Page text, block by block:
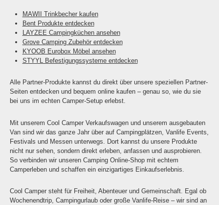
MAWII Trinkbecher kaufen
Bent Produkte entdecken
LAYZEE Campingküchen ansehen
Grove Camping Zubehör entdecken
KYOOB Eurobox Möbel ansehen
STYYL Befestigungssysteme entdecken
Alle Partner-Produkte kannst du direkt über unsere speziellen Partner-
Seiten entdecken und bequem online kaufen – genau so, wie du sie
bei uns im echten Camper-Setup erlebst.
Mit unserem Cool Camper Verkaufswagen und unserem ausgebauten
Van sind wir das ganze Jahr über auf Campingplätzen, Vanlife Events,
Festivals und Messen unterwegs. Dort kannst du unsere Produkte
nicht nur sehen, sondern direkt erleben, anfassen und ausprobieren.
So verbinden wir unseren Camping Online-Shop mit echtem
Camperleben und schaffen ein einzigartiges Einkaufserlebnis.
Cool Camper steht für Freiheit, Abenteuer und Gemeinschaft. Egal ob
Wochenendtrip, Campingurlaub oder große Vanlife-Reise – wir sind an